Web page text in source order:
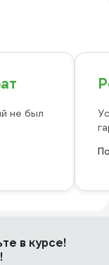
не был
в курсе!